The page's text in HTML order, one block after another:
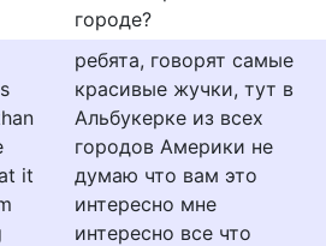
городе?
it
ребята, говорят самые
красивые жучки, тут в
Альбукерке из всех
городов Америки не
думаю что вам это
интересно мне
интересно все что